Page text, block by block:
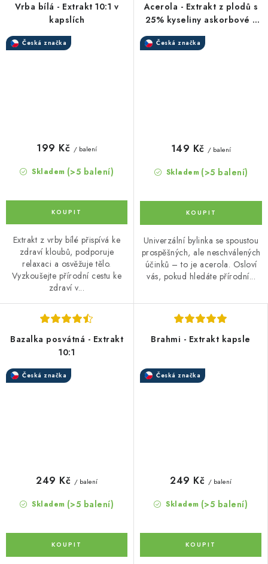
Vrba bílá - Extrakt 10:1 v
kapslích
Česká značka
Skladem (>5 balení)
199 Kč / balení
Extrakt z vrby bílé přispívá ke
zdraví kloubů, podporuje
relaxaci a osvěžuje tělo.
Vyzkoušejte přírodní cestu ke
zdraví v...
Acerola - Extrakt z plodů s
25% kyseliny askorbové v
kapslích
Česká značka
Skladem (>5 balení)
149 Kč / balení
Univerzální bylinka se spoustou
prospěšných, ale neschválených
účinků – to je acerola. Osloví
vás, pokud hledáte přírodní...
Bazalka posvátná - Extrakt
10:1
Česká značka
Skladem (>5 balení)
249 Kč / balení
Brahmi - Extrakt kapsle
Česká značka
Skladem (>5 balení)
249 Kč / balení